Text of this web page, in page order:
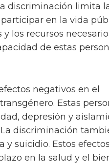
discriminación limita
en la vida
los recursos
de estas
negativos en el
Estas
depresión y
La discriminación
y suicidio. Estos efectos
en la salud y el